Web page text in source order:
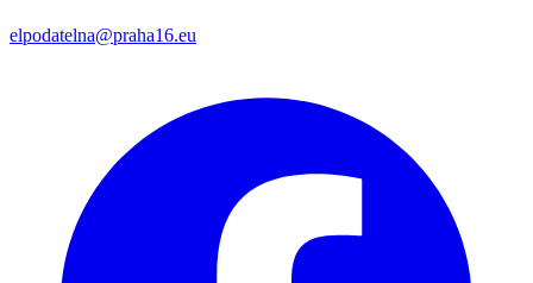
elpodatelna@praha16.eu